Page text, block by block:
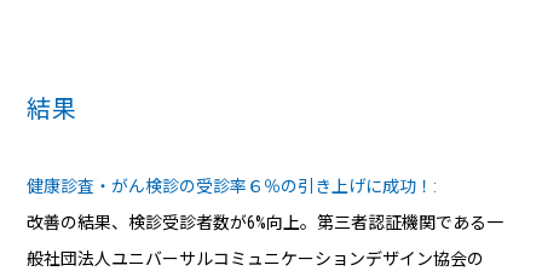
結果
健康診査・がん検診の受診率６％の引き上げに成功！:
改善の結果、検診受診者数が6%向上。第三者認証機関である一
般社団法人ユニバーサルコミュニケーションデザイン協会の